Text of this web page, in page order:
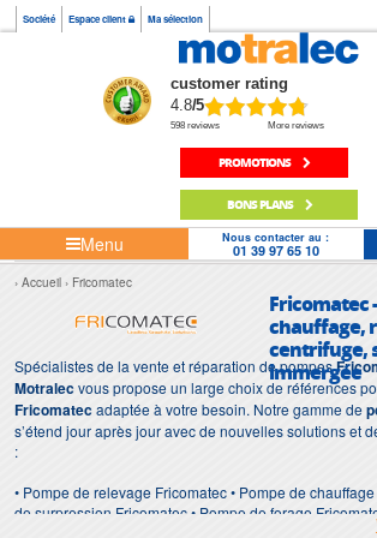
Société Espace client Ma sélection
customer rating
4.8/5
598 reviews More reviews
PROMOTIONS
BONS PLANS
Menu Nous contacter au :
01 39 97 65 10
Accueil Fricomatec
Fricomatec
chauffage,
centrifuge,
immergée
Spécialistes de la vente et réparation de pompes
Motralecvous propose un large choix de références
Fricomatecadaptée à votre besoin. Notre gamme de
s’étend jour après jour avec de nouvelles solutions et
:
• Pompe de relevage Fricomatec • Pompe de
de surpression Fricomatec • Pompe de forage
d'intervention Fricomatec • Pompe de chantier